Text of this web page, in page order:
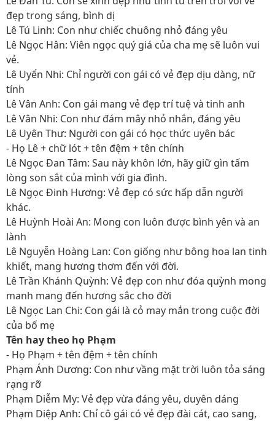
đẹp trong sáng, bình dị
Lê Tú Linh: Con như chiếc chuông nhỏ đáng yêu
Lê Ngọc Hân: Viên ngọc quý giá của cha mẹ sẽ luôn vui
vẻ.
Lê Uyển Nhi: Chỉ người con gái có vẻ đẹp dịu dàng, nữ
tính
Lê Vân Anh: Con gái mang vẻ đẹp trí tuệ và tinh anh
Lê Vân Nhi: Con như đám mây nhỏ nhắn, đáng yêu
Lê Uyên Thư: Người con gái có học thức uyên bác
- Họ Lê + chữ lót + tên đệm + tên chính
Lê Ngọc Đan Tâm: Sau này khôn lớn, hãy giữ gìn tấm
lòng son sắt của mình với gia đình.
Lê Ngọc Đinh Hương: Vẻ đẹp có sức hấp dẫn người
khác.
Lê Huỳnh Hoài An: Mong con luôn được bình yên và an
lành
Lê Nguyễn Hoàng Lan: Con giống như bông hoa lan tinh
khiết, mang hương thơm đến với đời.
Lê Trần Khánh Quỳnh: Vẻ đẹp con như đóa quỳnh mong
manh mang đến hương sắc cho đời
Lê Ngọc Lan Chi: Con gái là cỏ may mắn trong cuộc đời
của bố mẹ
Tên hay theo họ Phạm
- Họ Phạm + tên đệm + tên chính
Phạm Ánh Dương: Con như vầng mặt trời luôn tỏa sáng
rạng rỡ
Phạm Diễm My: Vẻ đẹp vừa đáng yêu, duyên dáng
Phạm Diệp Anh: Chỉ cô gái có vẻ đẹp đài cát, cao sang,